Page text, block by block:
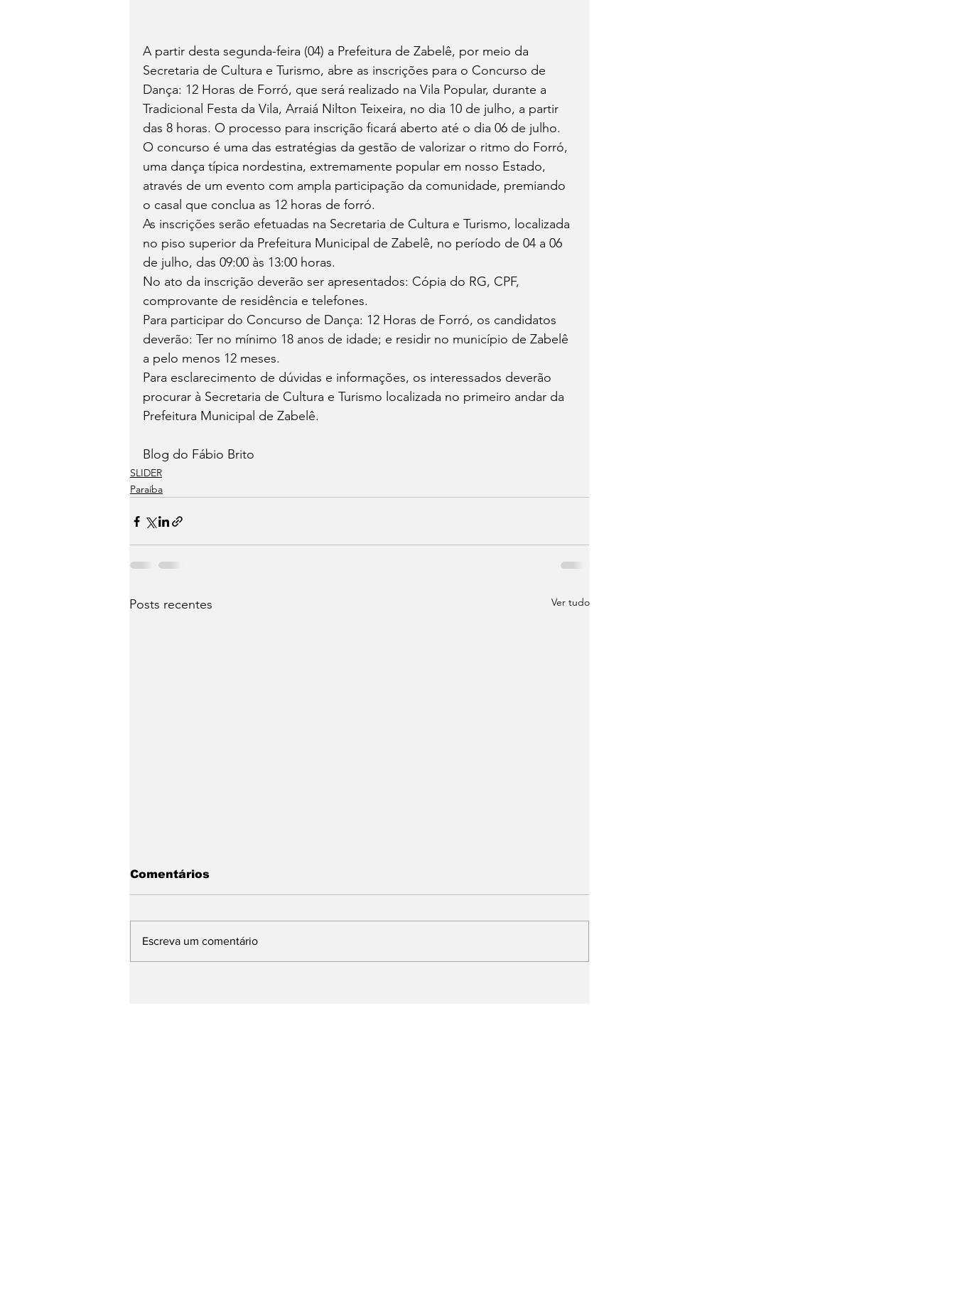
A partir desta segunda-feira (04) a Prefeitura de Zabelê, por meio da
Secretaria de Cultura e Turismo, abre as inscrições para o Concurso de
Dança: 12 Horas de Forró, que será realizado na Vila Popular, durante a
Tradicional Festa da Vila, Arraiá Nilton Teixeira, no dia 10 de julho, a partir
das 8 horas. O processo para inscrição ficará aberto até o dia 06 de julho.
O concurso é uma das estratégias da gestão de valorizar o ritmo do Forró,
uma dança típica nordestina, extremamente popular em nosso Estado,
através de um evento com ampla participação da comunidade, premiando
o casal que conclua as 12 horas de forró.
As inscrições serão efetuadas na Secretaria de Cultura e Turismo, localizada
no piso superior da Prefeitura Municipal de Zabelê, no período de 04 a 06
de julho, das 09:00 às 13:00 horas.
No ato da inscrição deverão ser apresentados: Cópia do RG, CPF,
comprovante de residência e telefones.
Para participar do Concurso de Dança: 12 Horas de Forró, os candidatos
deverão: Ter no mínimo 18 anos de idade; e residir no município de Zabelê
a pelo menos 12 meses.
Para esclarecimento de dúvidas e informações, os interessados deverão
procurar à Secretaria de Cultura e Turismo localizada no primeiro andar da
Prefeitura Municipal de Zabelê.
Blog do Fábio Brito
SLIDER
Paraíba
Posts recentes Ver tudo
Comentários
Escreva um comentário